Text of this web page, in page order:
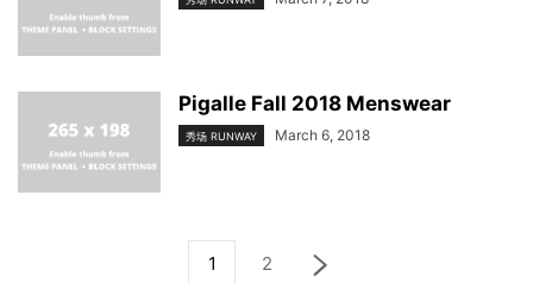
Pigalle Fall 2018 Menswear
秀场 RUNWAY March 6, 2018
1 2